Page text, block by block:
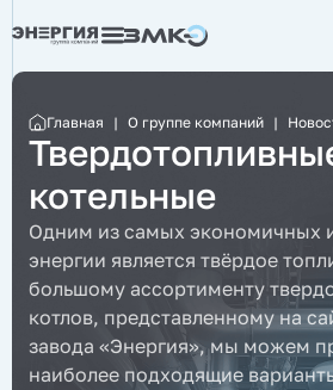
Главная | О группе компаний |
котельные
Одним из самых экономичных
энергии является твёрдое
большому ассортименту
котлов, представленному на
завода «Энергия», мы можем
наиболее подходящие